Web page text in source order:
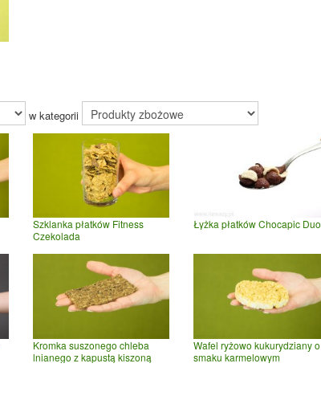
w kategorii
Szklanka płatków Fitness
Czekolada
Łyżka płatków Chocapic Duo
Kromka suszonego chleba
lnianego z kapustą kiszoną
Wafel ryżowo kukurydziany o
smaku karmelowym